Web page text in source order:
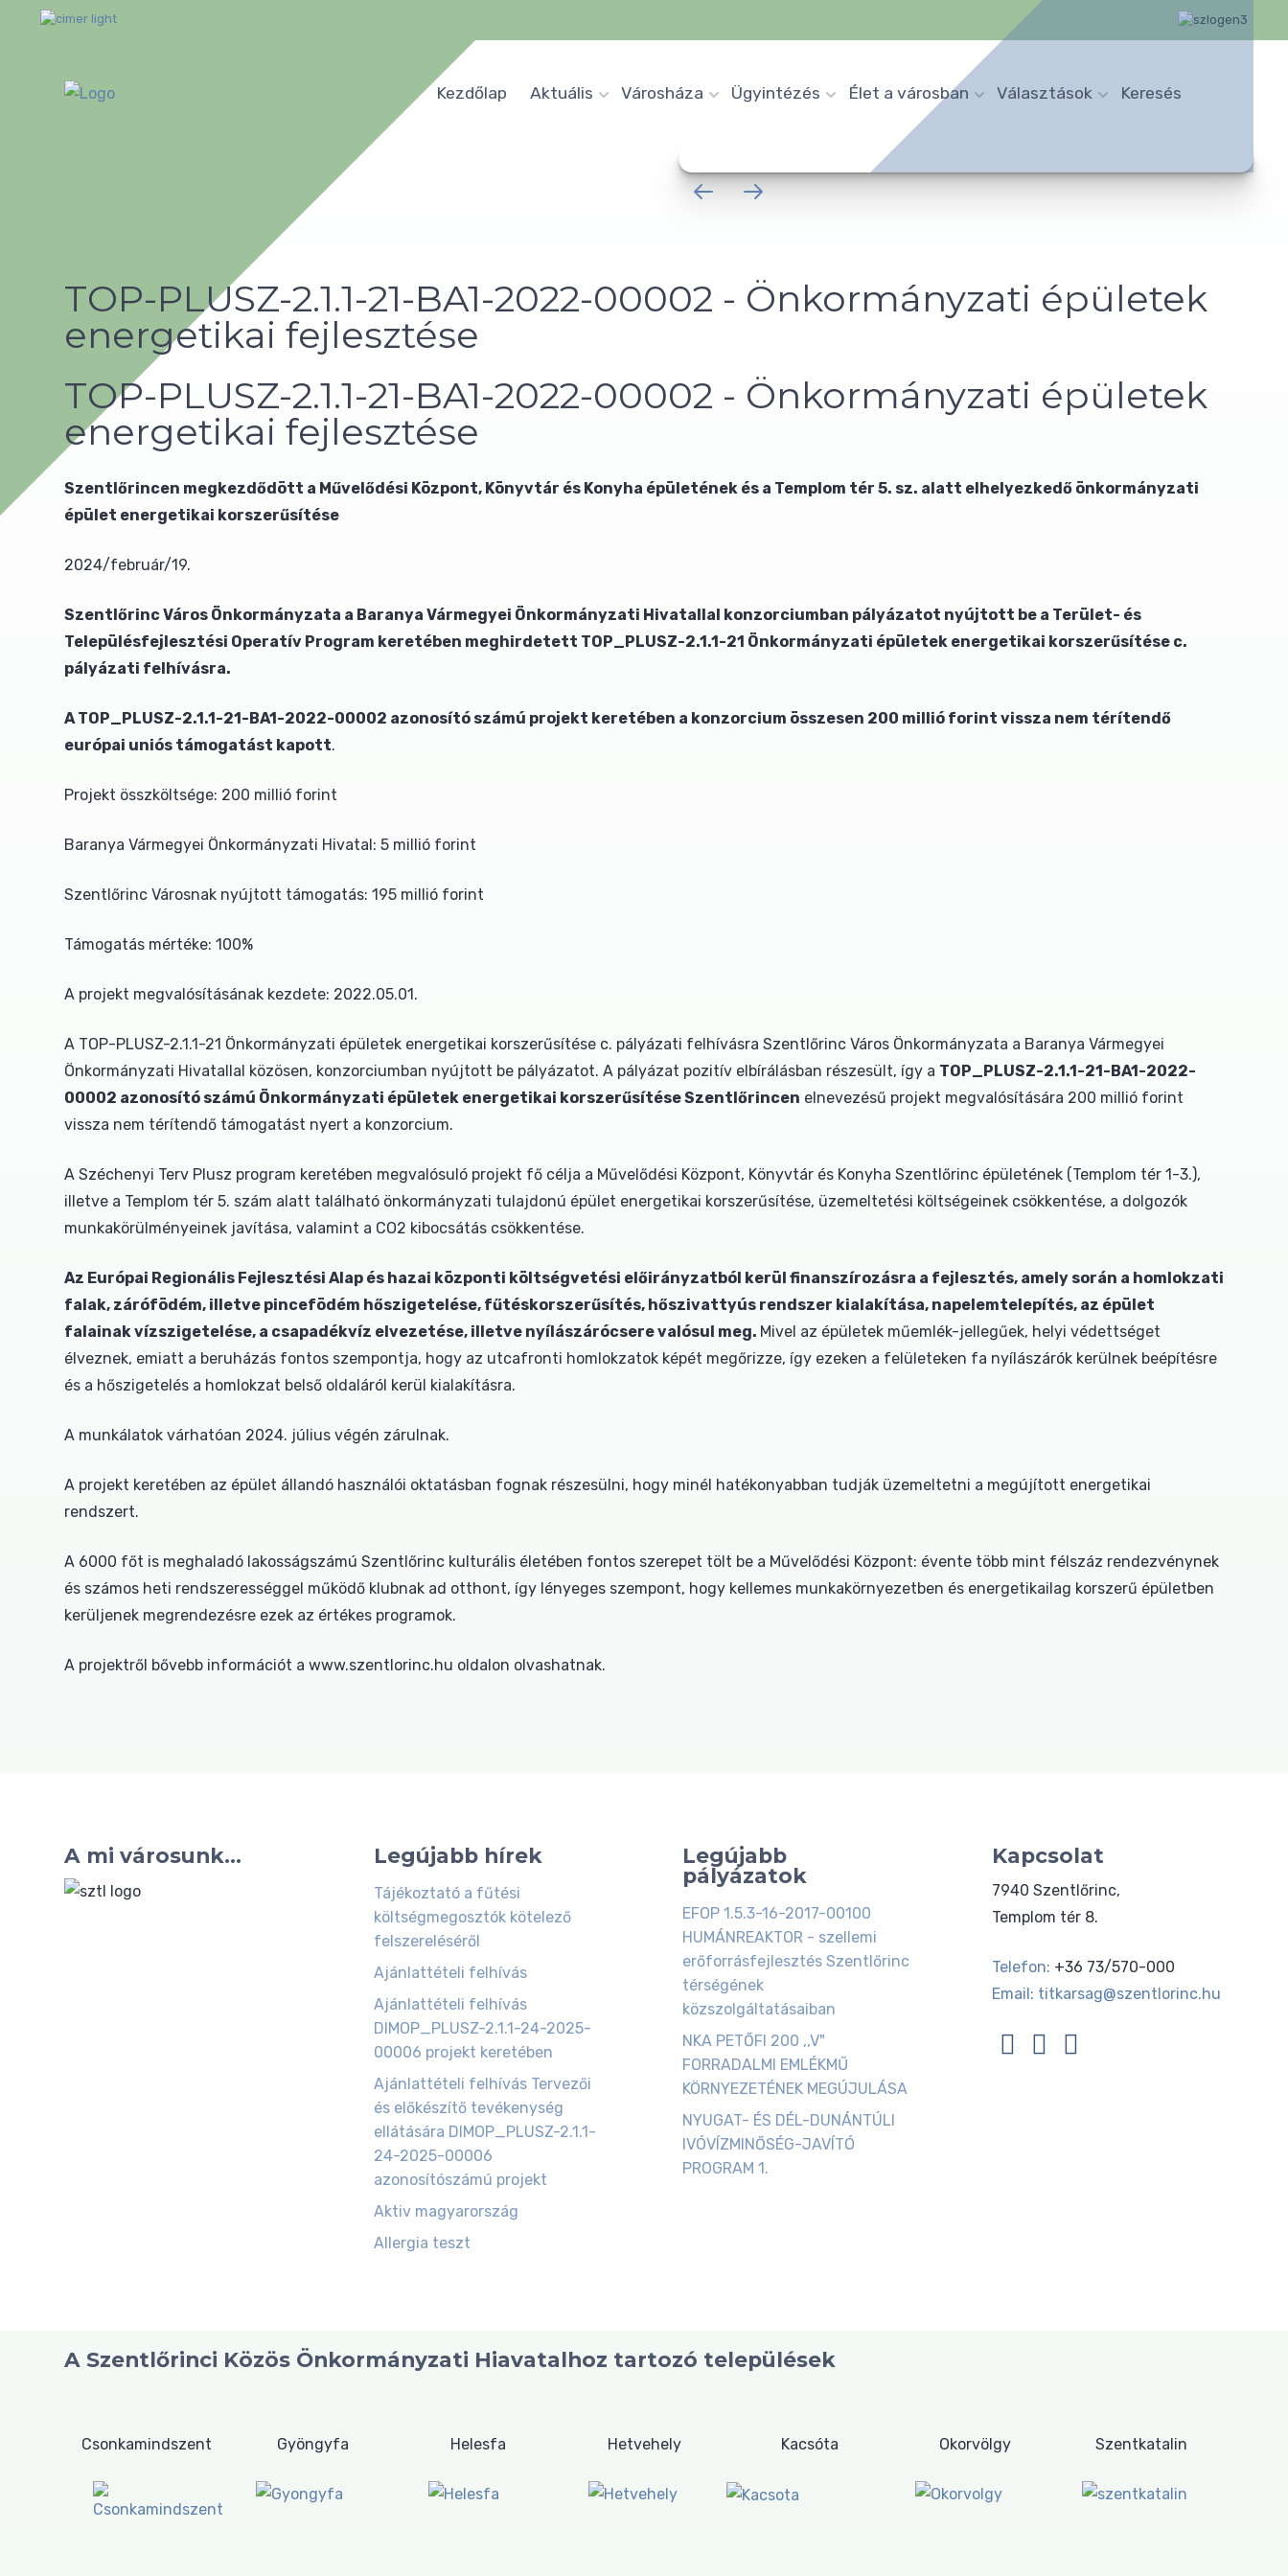
Kezdőlap Aktuális Városháza Ügyintézés Élet a városban Választások Keresés
TOP-PLUSZ-2.1.1-21-BA1-2022-00002 - Önkormányzati épületek
energetikai fejlesztése
TOP-PLUSZ-2.1.1-21-BA1-2022-00002 - Önkormányzati épületek
energetikai fejlesztése
Szentlőrincen megkezdődött a Művelődési Központ, Könyvtár és Konyha épületének és a Templom tér 5. sz. alatt elhelyezkedő önkormányzati
épület energetikai korszerűsítése
2024/február/19.
Szentlőrinc Város Önkormányzata a Baranya Vármegyei Önkormányzati Hivatallal konzorciumban pályázatot nyújtott be a Terület- és
Településfejlesztési Operatív Program keretében meghirdetett TOP_PLUSZ-2.1.1-21 Önkormányzati épületek energetikai korszerűsítése c.
pályázati felhívásra.
A TOP_PLUSZ-2.1.1-21-BA1-2022-00002 azonosító számú projekt keretében a konzorcium összesen 200 millió forint vissza nem térítendő
európai uniós támogatást kapott.
Projekt összköltsége: 200 millió forint
Baranya Vármegyei Önkormányzati Hivatal: 5 millió forint
Szentlőrinc Városnak nyújtott támogatás: 195 millió forint
Támogatás mértéke: 100%
A projekt megvalósításának kezdete: 2022.05.01.
A TOP-PLUSZ-2.1.1-21 Önkormányzati épületek energetikai korszerűsítése c. pályázati felhívásra Szentlőrinc Város Önkormányzata a Baranya Vármegyei
Önkormányzati Hivatallal közösen, konzorciumban nyújtott be pályázatot. A pályázat pozitív elbírálásban részesült, így a TOP_PLUSZ-2.1.1-21-BA1-2022-
00002 azonosító számú Önkormányzati épületek energetikai korszerűsítése Szentlőrincen elnevezésű projekt megvalósítására 200 millió forint
vissza nem térítendő támogatást nyert a konzorcium.
A Széchenyi Terv Plusz program keretében megvalósuló projekt fő célja a Művelődési Központ, Könyvtár és Konyha Szentlőrinc épületének (Templom tér 1-3.),
illetve a Templom tér 5. szám alatt található önkormányzati tulajdonú épület energetikai korszerűsítése, üzemeltetési költségeinek csökkentése, a dolgozók
munkakörülményeinek javítása, valamint a CO2 kibocsátás csökkentése.
Az Európai Regionális Fejlesztési Alap és hazai központi költségvetési előirányzatból kerül finanszírozásra a fejlesztés, amely során a homlokzati
falak, zárófödém, illetve pincefödém hőszigetelése, fűtéskorszerűsítés, hőszivattyús rendszer kialakítása, napelemtelepítés, az épület
falainak vízszigetelése, a csapadékvíz elvezetése, illetve nyílászárócsere valósul meg. Mivel az épületek műemlék-jellegűek, helyi védettséget
élveznek, emiatt a beruházás fontos szempontja, hogy az utcafronti homlokzatok képét megőrizze, így ezeken a felületeken fa nyílászárók kerülnek beépítésre
és a hőszigetelés a homlokzat belső oldaláról kerül kialakításra.
A munkálatok várhatóan 2024. július végén zárulnak.
A projekt keretében az épület állandó használói oktatásban fognak részesülni, hogy minél hatékonyabban tudják üzemeltetni a megújított energetikai
rendszert.
A 6000 főt is meghaladó lakosságszámú Szentlőrinc kulturális életében fontos szerepet tölt be a Művelődési Központ: évente több mint félszáz rendezvénynek
és számos heti rendszerességgel működő klubnak ad otthont, így lényeges szempont, hogy kellemes munkakörnyezetben és energetikailag korszerű épületben
kerüljenek megrendezésre ezek az értékes programok.
A projektről bővebb információt a www.szentlorinc.hu oldalon olvashatnak.
A mi városunk... Legújabb hírek
Tájékoztató a fűtési
költségmegosztók kötelező
felszereléséről
Ajánlattételi felhívás
Ajánlattételi felhívás
DIMOP_PLUSZ-2.1.1-24-2025-
00006 projekt keretében
Ajánlattételi felhívás Tervezői
és előkészítő tevékenység
ellátására DIMOP_PLUSZ-2.1.1-
24-2025-00006
azonosítószámú projekt
Aktiv magyarország
Allergia teszt
Legújabb
pályázatok
EFOP 1.5.3-16-2017-00100
HUMÁNREAKTOR - szellemi
erőforrásfejlesztés Szentlőrinc
térségének
közszolgáltatásaiban
NKA PETŐFI 200 ,,V"
FORRADALMI EMLÉKMŰ
KÖRNYEZETÉNEK MEGÚJULÁSA
NYUGAT- ÉS DÉL-DUNÁNTÚLI
IVÓVÍZMINŐSÉG-JAVÍTÓ
PROGRAM 1.
Kapcsolat
7940 Szentlőrinc,
Templom tér 8.
Telefon: +36 73/570-000
Email: titkarsag@szentlorinc.hu
A Szentlőrinci Közös Önkormányzati Hiavatalhoz tartozó települések
Csonkamindszent Gyöngyfa Helesfa Hetvehely Kacsóta Okorvölgy Szentkatalin